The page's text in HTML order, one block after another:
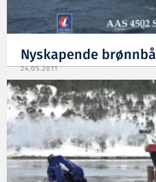
Nyskapende
24.05.2011